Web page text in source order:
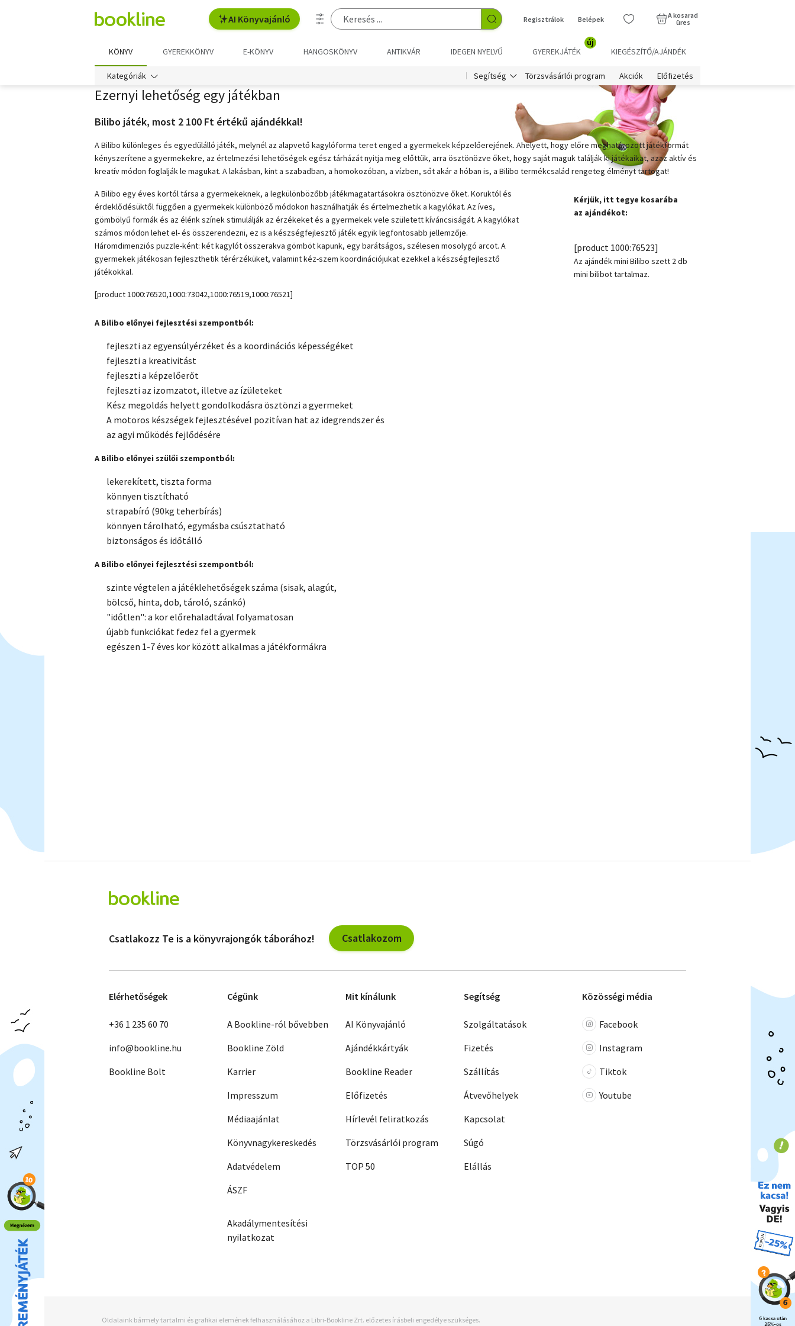
AI Könyvajánló Regisztrálok Belépek
A kosarad
üres
KÖNYV GYEREKKÖNYV E-KÖNYV HANGOSKÖNYV ANTIKVÁR IDEGEN NYELVŰ GYEREKJÁTÉK
új
KIEGÉSZÍTŐ/AJÁNDÉK
Kategóriák Segítség Törzsvásárlói program Akciók Előfizetés
Ezernyi lehetőség egy játékban
Bilibo játék, most 2 100 Ft értékű ajándékkal!
A Bilibo különleges és egyedülálló játék, melynél az alapvető kagylóforma teret enged a gyermekek képzelőerejének. Ahelyett, hogy előre meghatározott játékformát
kényszerítene a gyermekekre, az értelmezési lehetőségek egész tárházát nyitja meg előttük, arra ösztönözve őket, hogy saját maguk találják ki játékaikat, azaz aktív és
kreatív módon foglalják le magukat. A lakásban, kint a szabadban, a homokozóban, a vízben, sőt akár a hóban is, a Bilibo termékcsalád rengeteg élményt tartogat!
A Bilibo egy éves kortól társa a gyermekeknek, a legkülönbözőbb játékmagatartásokra ösztönözve őket. Koruktól és
érdeklődésüktől függően a gyermekek különböző módokon használhatják és értelmezhetik a kagylókat. Az íves,
gömbölyű formák és az élénk színek stimulálják az érzékeket és a gyermekek vele született kíváncsiságát. A kagylókat
számos módon lehet el- és összerendezni, ez is a készségfejlesztő játék egyik legfontosabb jellemzője.
Háromdimenziós puzzle-ként: két kagylót összerakva gömböt kapunk, egy barátságos, szélesen mosolygó arcot. A
gyermekek játékosan fejleszthetik térérzéküket, valamint kéz-szem koordinációjukat ezekkel a készségfejlesztő
játékokkal.
[product 1000:76520,1000:73042,1000:76519,1000:76521]
Kérjük, itt tegye kosarába
az ajándékot:
[product 1000:76523]
Az ajándék mini Bilibo szett 2 db
mini bilibot tartalmaz.
A Bilibo előnyei fejlesztési szempontból:
fejleszti az egyensúlyérzéket és a koordinációs képességéket
fejleszti a kreativitást
fejleszti a képzelőerőt
fejleszti az izomzatot, illetve az ízületeket
Kész megoldás helyett gondolkodásra ösztönzi a gyermeket
A motoros készségek fejlesztésével pozitívan hat az idegrendszer és
az agyi működés fejlődésére
A Bilibo előnyei szülői szempontból:
lekerekített, tiszta forma
könnyen tisztítható
strapabíró (90kg teherbírás)
könnyen tárolható, egymásba csúsztatható
biztonságos és időtálló
A Bilibo előnyei fejlesztési szempontból:
szinte végtelen a játéklehetőségek száma (sisak, alagút,
bölcső, hinta, dob, tároló, szánkó)
"időtlen": a kor előrehaladtával folyamatosan
újabb funkciókat fedez fel a gyermek
egészen 1-7 éves kor között alkalmas a játékformákra
Csatlakozz Te is a könyvrajongók táborához! Csatlakozom
Elérhetőségek
+36 1 235 60 70
info@bookline.hu
Bookline Bolt
Cégünk
A Bookline-ról bővebben
Bookline Zöld
Karrier
Impresszum
Médiaajánlat
Könyvnagykereskedés
Adatvédelem
ÁSZF
Akadálymentesítési
nyilatkozat
Mit kínálunk
AI Könyvajánló
Ajándékkártyák
Bookline Reader
Előfizetés
Hírlevél feliratkozás
Törzsvásárlói program
TOP 50
Segítség
Szolgáltatások
Fizetés
Szállítás
Átvevőhelyek
Kapcsolat
Súgó
Elállás
Közösségi média
Facebook
Instagram
Tiktok
Youtube
Oldalaink bármely tartalmi és grafikai elemének felhasználásához a Libri-Bookline Zrt. előzetes írásbeli engedélye szükséges.